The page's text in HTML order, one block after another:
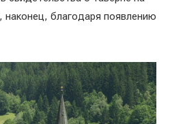
наконец, благодаря появлению